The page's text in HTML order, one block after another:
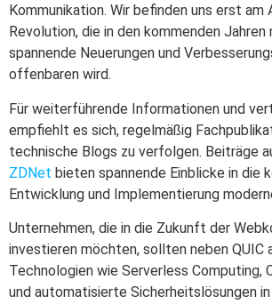
Kommunikation. Wir befinden uns erst am
Revolution, die in den kommenden Jahren
spannende Neuerungen und
offenbaren wird.
Für weiterführende Informationen und
empfiehlt es sich, regelmäßig
technische Blogs zu verfolgen. Beiträge
ZDNet bieten spannende Einblicke in die
Entwicklung und Implementierung
Unternehmen, die in die Zukunft der
investieren möchten, sollten neben QUIC
Technologien wie Serverless Computing,
und automatisierte Sicherheitslösungen